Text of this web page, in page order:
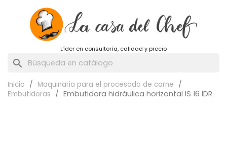
Líder en consultoría, calidad y precio
search
Inicio
Maquinaria para el procesado de carne
Embutidoras
Embutidora hidráulica horizontal IS 16 IDR